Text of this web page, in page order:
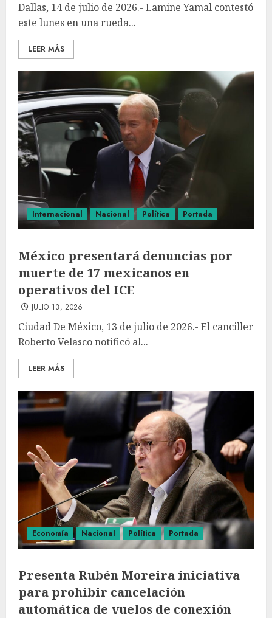
Dallas, 14 de julio de 2026.- Lamine Yamal contestó
este lunes en una rueda...
LEER MÁS
Internacional Nacional Política Portada
México presentará denuncias por
muerte de 17 mexicanos en
operativos del ICE
JULIO 13, 2026
Ciudad De México, 13 de julio de 2026.- El canciller
Roberto Velasco notificó al...
LEER MÁS
Economía Nacional Política Portada
Presenta Rubén Moreira iniciativa
para prohibir cancelación
automática de vuelos de conexión